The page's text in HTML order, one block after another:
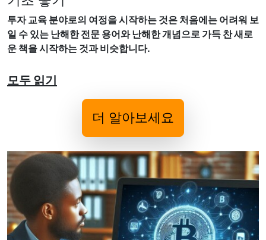
투자 교육 분야로의 여정을 시작하는 것은 처음에는 어려워 보
일 수 있는 난해한 전문 용어와 난해한 개념으로 가득 찬 새로
운 책을 시작하는 것과 비슷합니다.
모두 읽기
더 알아보세요